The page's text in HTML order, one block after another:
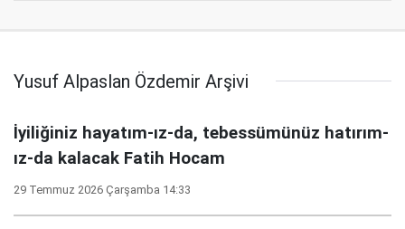
Yusuf Alpaslan Özdemir Arşivi
İyiliğiniz hayatım-ız-da, tebessümünüz hatırım-
ız-da kalacak Fatih Hocam
29 Temmuz 2026 Çarşamba 14:33